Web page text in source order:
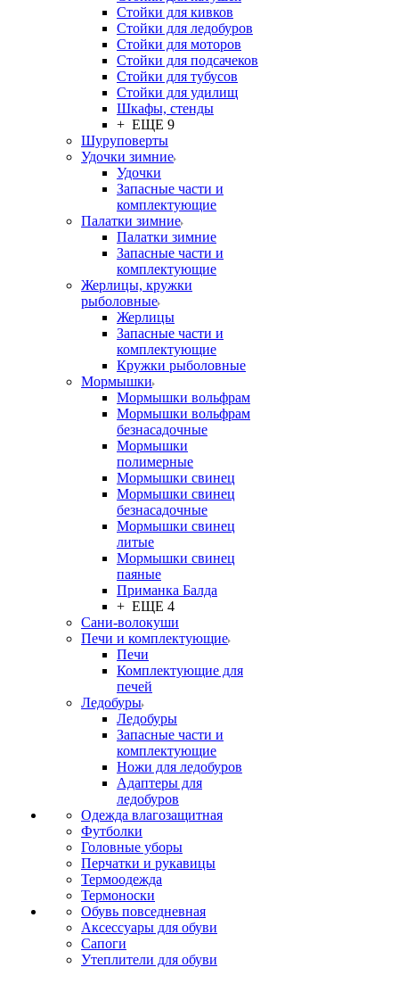
Стойки для кивков
Стойки для ледобуров
Стойки для моторов
Стойки для подсачеков
Стойки для тубусов
Стойки для удилищ
Шкафы, стенды
+ ЕЩЕ 9
Шуруповерты
Удочки зимние
Удочки
Запасные части и
комплектующие
Палатки зимние
Палатки зимние
Запасные части и
комплектующие
Жерлицы, кружки
рыболовные
Жерлицы
Запасные части и
комплектующие
Кружки рыболовные
Мормышки
Мормышки вольфрам
Мормышки вольфрам
безнасадочные
Мормышки
полимерные
Мормышки свинец
Мормышки свинец
безнасадочные
Мормышки свинец
литые
Мормышки свинец
паяные
Приманка Балда
+ ЕЩЕ 4
Сани-волокуши
Печи и комплектующие
Печи
Комплектующие для
печей
Ледобуры
Ледобуры
Запасные части и
комплектующие
Ножи для ледобуров
Адаптеры для
ледобуров
Одежда влагозащитная
Футболки
Головные уборы
Перчатки и рукавицы
Термоодежда
Термоноски
Обувь повседневная
Аксессуары для обуви
Сапоги
Утеплители для обуви